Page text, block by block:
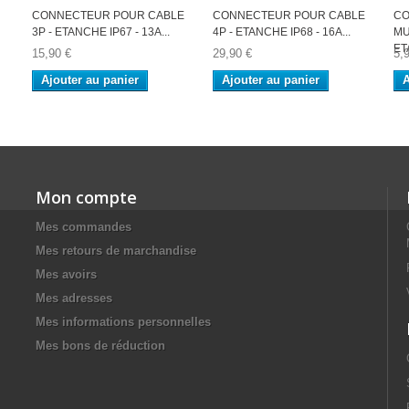
CONNECTEUR POUR CABLE
3P - ETANCHE IP67 - 13A...
15,90 €
Ajouter au panier
CONNECTEUR POUR CABLE
4P - ETANCHE IP68 - 16A...
29,90 €
Ajouter au panier
Mon compte
Mes commandes
Mes retours de marchandise
Mes avoirs
Mes adresses
Mes informations personnelles
Mes bons de réduction